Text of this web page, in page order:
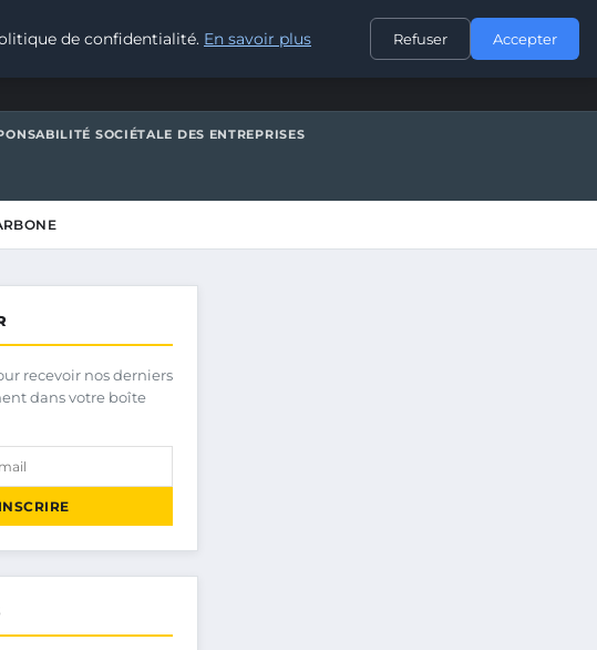
CONTACT
SOCIÉTALE DES ENTREPRISES
recevoir nos derniers
dans votre boîte
de confidentialité. En savoir plus Refuser Accepter